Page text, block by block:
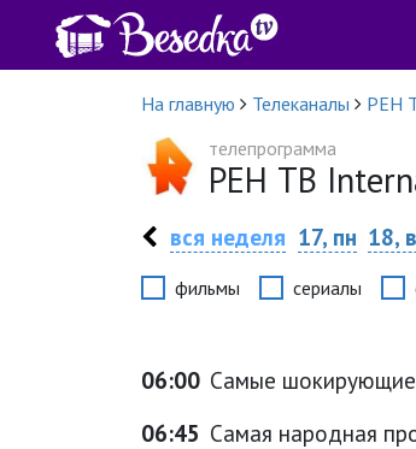
На главную Телеканалы РЕН
телепрограмма
РЕН ТВ
вся неделя 17, пн 18,
фильмы сериалы
06:00 Самые шокирующие
06:45 Самая народная